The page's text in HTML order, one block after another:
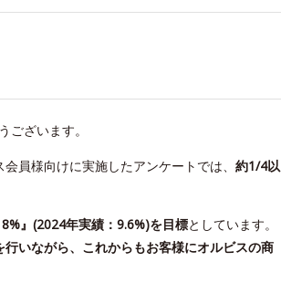
ざいます。
員様向けに実施したアンケートでは、 約1/4以
』(2024年実績：9.6%)を目標としています。
いながら、これからもお客様にオルビスの商